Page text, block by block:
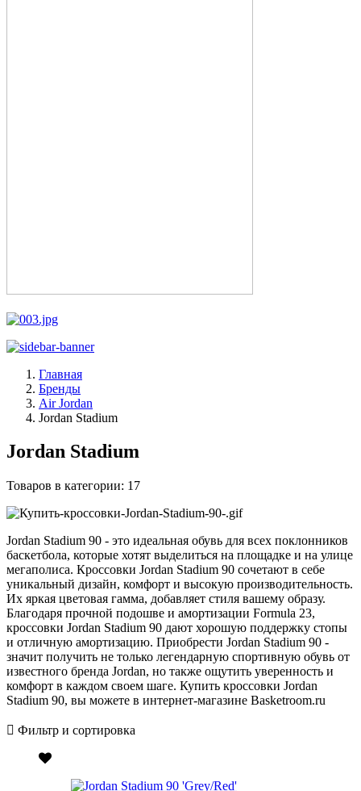
Главная
Бренды
Air Jordan
Jordan Stadium
Jordan Stadium
Товаров в категории: 17
Jordan Stadium 90 - это идеальная обувь для всех поклонников
баскетбола, которые хотят выделиться на площадке и на улице
мегаполиса. Кроссовки Jordan Stadium 90 сочетают в себе
уникальный дизайн, комфорт и высокую производительность.
Их яркая цветовая гамма, добавляет стиля вашему образу.
Благодаря прочной подошве и амортизации Formula 23,
кроссовки Jordan Stadium 90 дают хорошую поддержку стопы
и отличную амортизацию. Приобрести Jordan Stadium 90 -
значит получить не только легендарную спортивную обувь от
известного бренда Jordan, но также ощутить уверенность и
комфорт в каждом своем шаге. Купить кроссовки Jordan
Stadium 90, вы можете в интернет-магазине Basketroom.ru
Фильтр и сортировка